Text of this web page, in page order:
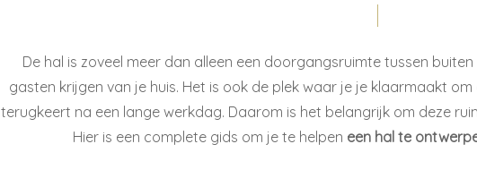
De hal is zoveel meer dan alleen een doorgangsruimte tussen
gasten krijgen van je huis. Het is ook de plek waar je je klaarmaakt
terugkeert na een lange werkdag. Daarom is het belangrijk om deze
Hier is een complete gids om je te helpen een hal te